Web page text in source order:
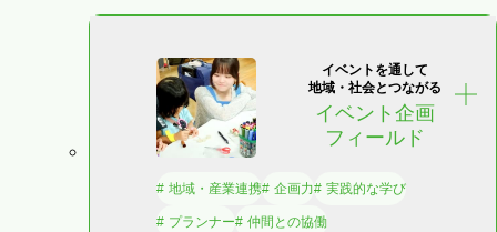
イベントを通して
地域・社会とつながる
イベント企画
フィールド
地域・産業連携 企画力 実践的な学び
プランナー 仲間との協働